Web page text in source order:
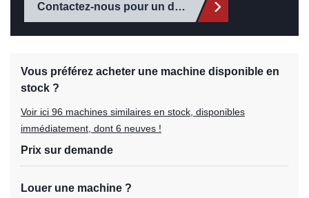
Contactez-nous pour un devis
Vous préférez acheter une machine disponible en
stock ?
Voir ici 96 machines similaires en stock, disponibles
immédiatement, dont 6 neuves !
Prix sur demande
Louer une machine ?